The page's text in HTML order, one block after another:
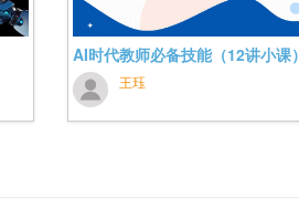
AI时代教师必备技能（12讲小课）
王珏